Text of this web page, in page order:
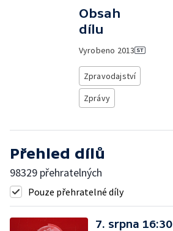
Obsah
dílu
Vyrobeno 2013
Zpravodajství
Zprávy
Přehled dílů
98329 přehratelných
Pouze přehratelné díly
7. srpna 16:30